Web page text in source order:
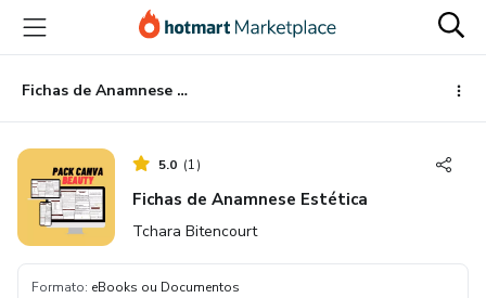
para
conteúdo
principal
para
pagamento
para
rodapé
Fichas de Anamnese Estética
5.0 (1)
Fichas de Anamnese Estética
Tchara Bitencourt
Formato: eBooks ou Documentos